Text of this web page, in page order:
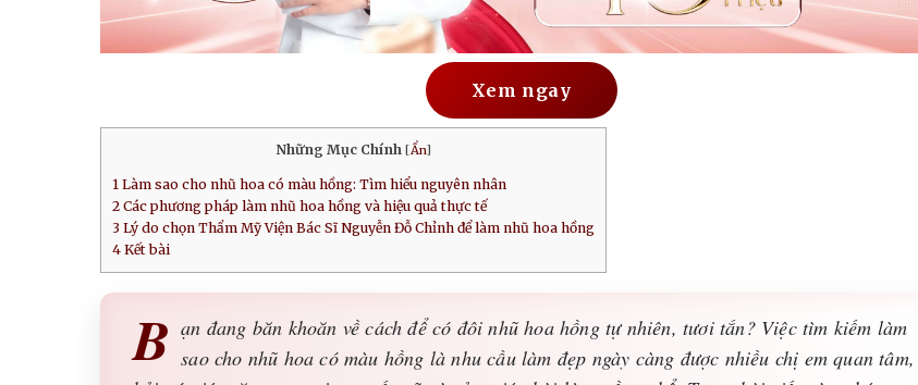
Xem ngay
Những Mục Chính [Ẩn]
1 Làm sao cho nhũ hoa có màu hồng: Tìm hiểu nguyên nhân
2 Các phương pháp làm nhũ hoa hồng và hiệu quả thực tế
3 Lý do chọn Thẩm Mỹ Viện Bác Sĩ Nguyễn Đỗ Chỉnh để làm nhũ hoa hồng
4 Kết bài
B ạn đang băn khoăn về cách để có đôi nhũ hoa hồng tự nhiên, tươi tắn? Việc tìm kiếm làm
sao cho nhũ hoa có màu hồng là nhu cầu làm đẹp ngày càng được nhiều chị em quan tâm,